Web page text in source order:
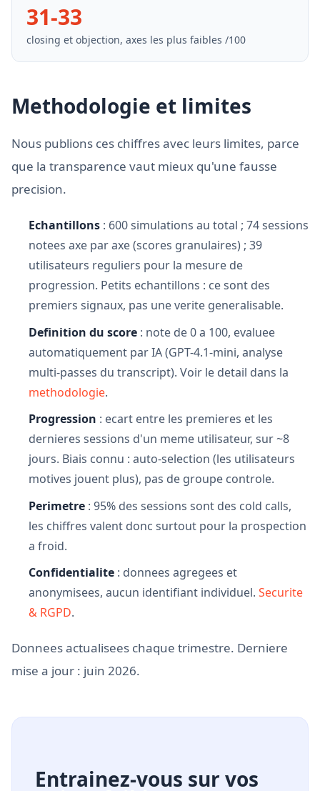
31-33
closing et objection, axes les plus faibles /100
Methodologie et limites
Nous publions ces chiffres avec leurs limites, parce
que la transparence vaut mieux qu'une fausse
precision.
Echantillons : 600 simulations au total ; 74 sessions
notees axe par axe (scores granulaires) ; 39
utilisateurs reguliers pour la mesure de
progression. Petits echantillons : ce sont des
premiers signaux, pas une verite generalisable.
Definition du score : note de 0 a 100, evaluee
automatiquement par IA (GPT-4.1-mini, analyse
multi-passes du transcript). Voir le detail dans la
methodologie.
Progression : ecart entre les premieres et les
dernieres sessions d'un meme utilisateur, sur ~8
jours. Biais connu : auto-selection (les utilisateurs
motives jouent plus), pas de groupe controle.
Perimetre : 95% des sessions sont des cold calls,
les chiffres valent donc surtout pour la prospection
a froid.
Confidentialite : donnees agregees et
anonymisees, aucun identifiant individuel. Securite
& RGPD.
Donnees actualisees chaque trimestre. Derniere
mise a jour : juin 2026.
Entrainez-vous sur vos